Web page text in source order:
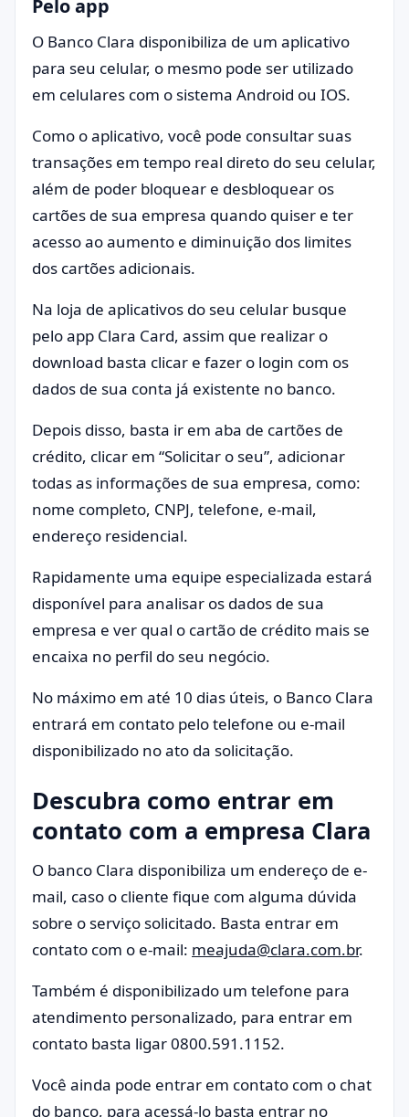
Pelo app
O Banco Clara disponibiliza de um aplicativo
para seu celular, o mesmo pode ser utilizado
em celulares com o sistema Android ou IOS.
Como o aplicativo, você pode consultar suas
transações em tempo real direto do seu celular,
além de poder bloquear e desbloquear os
cartões de sua empresa quando quiser e ter
acesso ao aumento e diminuição dos limites
dos cartões adicionais.
Na loja de aplicativos do seu celular busque
pelo app Clara Card, assim que realizar o
download basta clicar e fazer o login com os
dados de sua conta já existente no banco.
Depois disso, basta ir em aba de cartões de
crédito, clicar em “Solicitar o seu”, adicionar
todas as informações de sua empresa, como:
nome completo, CNPJ, telefone, e-mail,
endereço residencial.
Rapidamente uma equipe especializada estará
disponível para analisar os dados de sua
empresa e ver qual o cartão de crédito mais se
encaixa no perfil do seu negócio.
No máximo em até 10 dias úteis, o Banco Clara
entrará em contato pelo telefone ou e-mail
disponibilizado no ato da solicitação.
Descubra como entrar em
contato com a empresa Clara
O banco Clara disponibiliza um endereço de e-
mail, caso o cliente fique com alguma dúvida
sobre o serviço solicitado. Basta entrar em
contato com o e-mail: meajuda@clara.com.br.
Também é disponibilizado um telefone para
atendimento personalizado, para entrar em
contato basta ligar 0800.591.1152.
Você ainda pode entrar em contato com o chat
do banco, para acessá-lo basta entrar no